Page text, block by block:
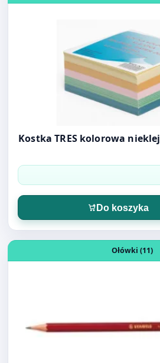
Do koszyka
Otwórz produkt: OŁÓWEKOłówki (11)